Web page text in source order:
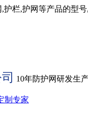
栏,护网等产品的型
10年防护网研发生
制专家